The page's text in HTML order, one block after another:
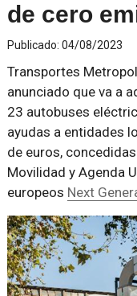
de cero
Publicado: 04/08/2023
Transportes
anunciado que va a
23 autobuses
ayudas a entidades
de euros,
Movilidad y Agenda
europeos Next